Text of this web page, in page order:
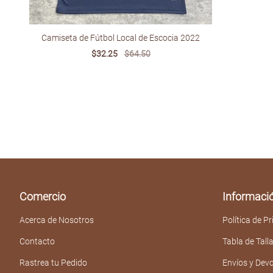
Camiseta de Fútbol Local de Escocia 2022
Sale
$32.25
Regular
$64.50
Comercio
Acerca de Nosotros
Contacto
Rastrea tu Pedido
Política de
Tabla de
Envíos y